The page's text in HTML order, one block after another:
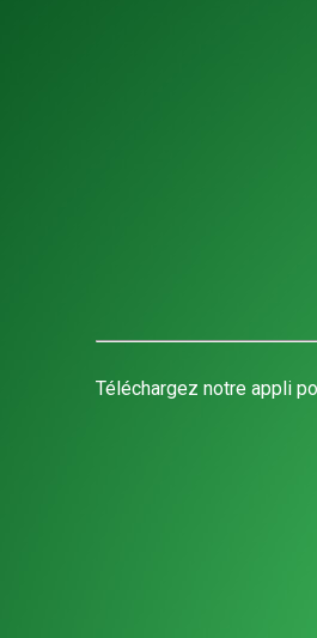
Téléchargez notre appli